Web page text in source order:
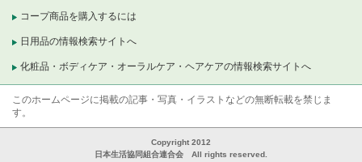
コープ商品を購入するには
日用品の情報検索サイトへ
化粧品・ボディケア・オーラルケア・ヘアケアの情報検索サイトへ
このホームページに掲載の記事・写真・イラストなどの無断転載を禁じま
す。
Copyright 2012
日本生活協同組合連合会 All rights reserved.